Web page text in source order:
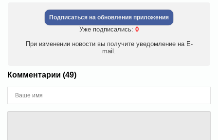
Подписаться на обновления приложения
Уже подписались: 0
При изменении новости вы получите уведомление на E-
mail.
Комментарии (49)